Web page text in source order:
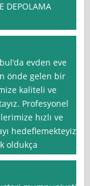
DEPOLAMA
evden eve
önde gelen bir
kaliteli ve
Profesyonel
hızlı ve
hedeflemekteyiz.
oldukça